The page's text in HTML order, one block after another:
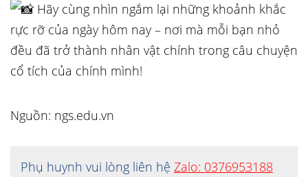
Hãy cùng nhìn ngắm lại những khoảnh khắc
rực rỡ của ngày hôm nay – nơi mà mỗi bạn nhỏ
đều đã trở thành nhân vật chính trong câu chuyện
cổ tích của chính mình!
Nguồn: ngs.edu.vn
Phụ huynh vui lòng liên hệ Zalo: 0376953188